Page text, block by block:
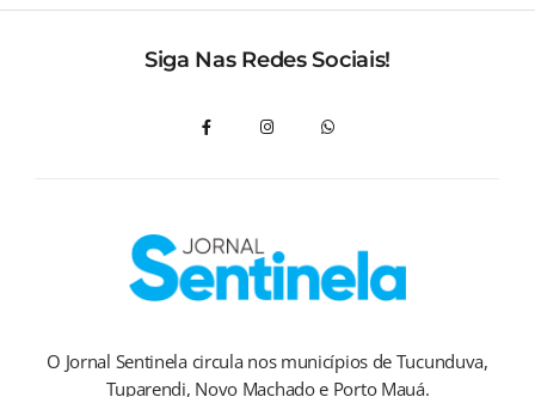
Siga Nas Redes Sociais!
O Jornal Sentinela circula nos municípios de Tucunduva,
Tuparendi, Novo Machado e Porto Mauá.